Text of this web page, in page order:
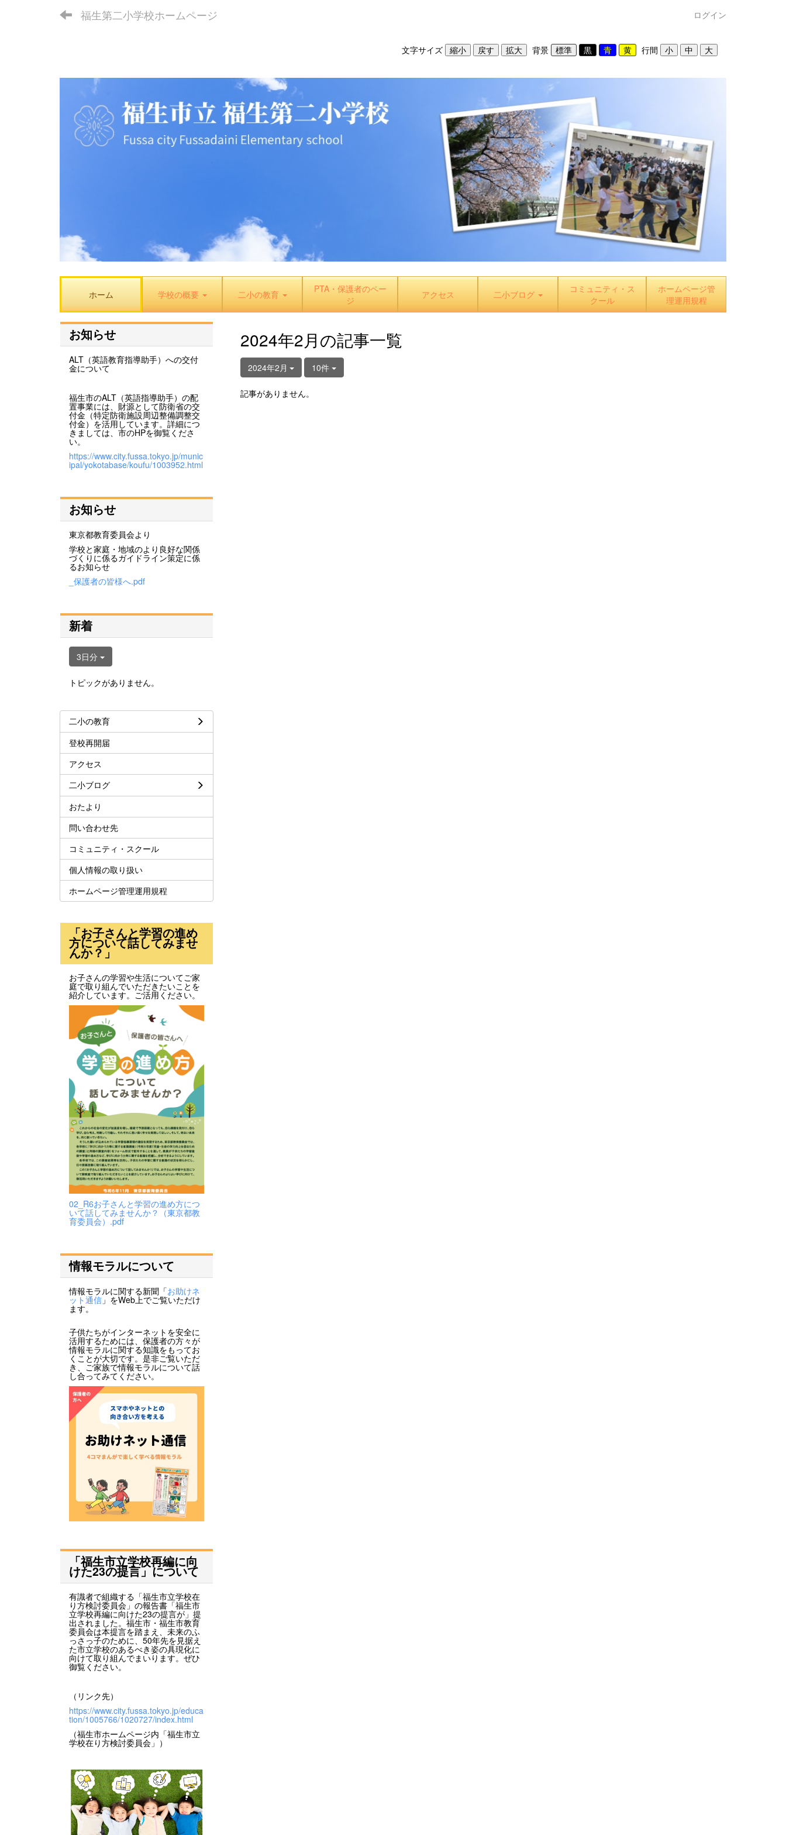
福生第二小学校ホームページ ログイン
文字サイズ 背景 行間
ホーム 学校の概要 二小の教育
PTA・保護者のペー
ジ
アクセス 二小ブログ
コミュニティ・ス
クール
ホームページ管
理運用規程
2024年2月の記事一覧
2024年2月 10件
記事がありません。
お知らせ
ALT（英語教育指導助手）への交付
金について
福生市のALT（英語指導助手）の配
置事業には、財源として防衛省の交
付金（特定防衛施設周辺整備調整交
付金）を活用しています。詳細につ
きましては、市のHPを御覧くださ
い。
https://www.city.fussa.tokyo.jp/munic
ipal/yokotabase/koufu/1003952.html
お知らせ
東京都教育委員会より
学校と家庭・地域のより良好な関係
づくりに係るガイドライン策定に係
るお知らせ
_保護者の皆様へ.pdf
新着
3日分
トピックがありません。
二小の教育
登校再開届
アクセス
二小ブログ
おたより
問い合わせ先
コミュニティ・スクール
個人情報の取り扱い
ホームページ管理運用規程
「お子さんと学習の進め
方について話してみませ
んか？」
お子さんの学習や生活についてご家
庭で取り組んでいただきたいことを
紹介しています。ご活用ください。
02_R6お子さんと学習の進め方につ
いて話してみませんか？（東京都教
育委員会）.pdf
情報モラルについて
情報モラルに関する新聞「お助けネ
ット通信 」をWeb上でご覧いただけ
ます。
子供たちがインターネットを安全に
活用するためには、保護者の方々が
情報モラルに関する知識をもってお
くことが大切です。是非ご覧いただ
き、ご家族で情報モラルについて話
し合ってみてください。
「福生市立学校再編に向
けた23の提言」について
有識者で組織する「福生市立学校在
り方検討委員会」の報告書「福生市
立学校再編に向けた23の提言が」提
出されました。福生市・福生市教育
委員会は本提言を踏まえ、未来のふ
っさっ子のために、50年先を見据え
た市立学校のあるべき姿の具現化に
向けて取り組んでまいります。ぜひ
御覧ください。
（リンク先）
https://www.city.fussa.tokyo.jp/educa
tion/1005766/1020727/index.html
（福生市ホームページ内「福生市立
学校在り方検討委員会」）